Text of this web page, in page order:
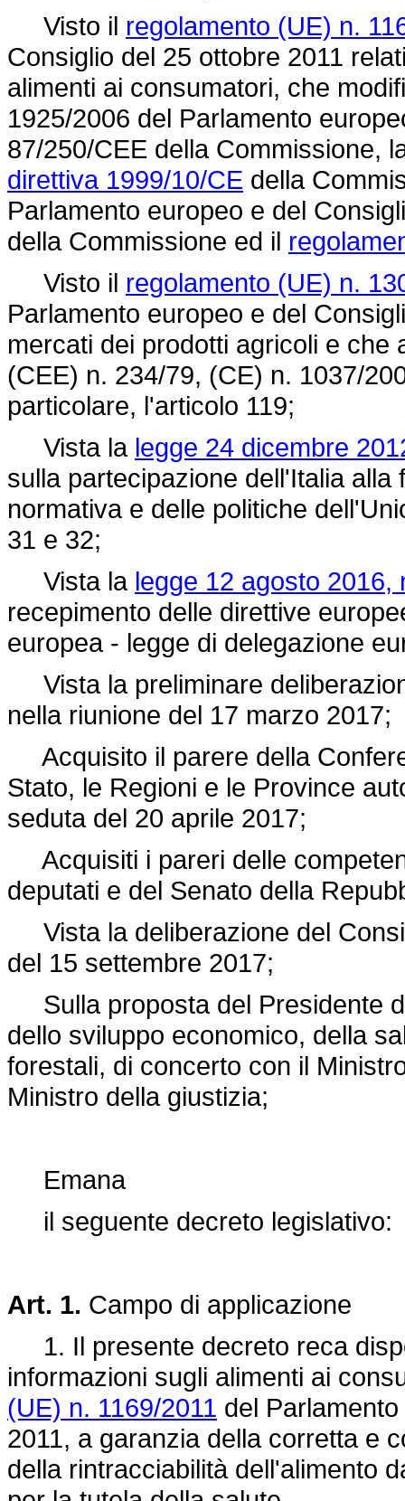
Visto il regolamento (UE) n.
Consiglio del 25 ottobre 2011
alimenti ai consumatori, che
1925/2006 del Parlamento
87/250/CEE della Commissione,
direttiva 1999/10/CE della
Parlamento europeo e del
della Commissione ed il
Visto il regolamento (UE) n.
Parlamento europeo e del
mercati dei prodotti agricoli e che
(CEE) n. 234/79, (CE) n. 1037/
particolare, l'articolo 119;
Vista la legge 24 dicembre
sulla partecipazione dell'Italia
normativa e delle politiche
31 e 32;
Vista la legge 12 agosto 2016,
recepimento delle direttive
europea - legge di delegazione
Vista la preliminare
nella riunione del 17 marzo 2017;
Acquisito il parere della
Stato, le Regioni e le Province
seduta del 20 aprile 2017;
Acquisiti i pareri delle
deputati e del Senato della
Vista la deliberazione del
del 15 settembre 2017;
Sulla proposta del Presidente
dello sviluppo economico, della
forestali, di concerto con il
Ministro della giustizia;
Emana
il seguente decreto legislativo:
Art. 1. Campo di applicazione
1. Il presente decreto reca
informazioni sugli alimenti ai
(UE) n. 1169/2011 del
2011, a garanzia della corretta e
della rintracciabilità dell'alimento